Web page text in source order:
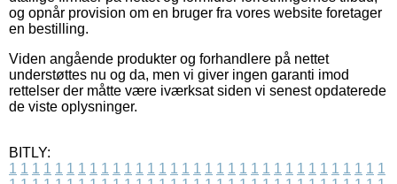
og opnår provision om en bruger fra vores website foretager
en bestilling.
Viden angående produkter og forhandlere på nettet
understøttes nu og da, men vi giver ingen garanti imod
rettelser der måtte være iværksat siden vi senest opdaterede
de viste oplysninger.
BITLY:
1 1 1 1 1 1 1 1 1 1 1 1 1 1 1 1 1 1 1 1 1 1 1 1 1 1 1 1 1 1 1 1 1